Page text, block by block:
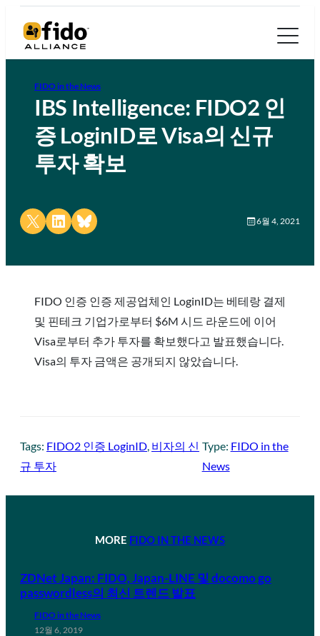
FIDO in the News
IBS Intelligence: FIDO2 인
증 LoginID로 Visa의 신규
투자 확보
Share on X Share on LinkedIn
Share on Bluesky 6월 4, 2021
FIDO 인증 인증 제공업체인 LoginID는 베테랑 결제
및 핀테크 기업가로부터 $6M 시드 라운드에 이어
Visa로부터 추가 투자를 확보했다고 발표했습니다.
Visa의 투자 금액은 공개되지 않았습니다.
Tags: FIDO2 인증 LoginID 비자의 신
규 투자
Type: FIDO in the
News
MORE FIDO IN THE NEWS
ZDNet Japan: FIDO, Japan-LINE 및 docomo go
passwordless의 최신 트렌드 발표
FIDO in the News
12월 6, 2019